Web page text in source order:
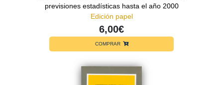
previsiones estadísticas hasta el año 2000
Edición papel
6,00€
COMPRAR